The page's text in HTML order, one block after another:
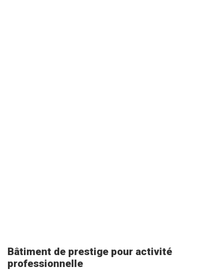
Bâtiment de prestige pour activité
professionnelle